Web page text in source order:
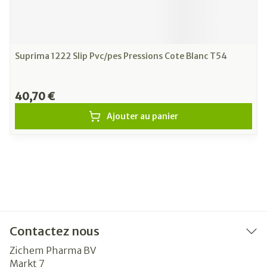
Suprima 1222 Slip Pvc/pes Pressions Cote Blanc T54
40,70 €
Ajouter au panier
Contactez nous
Zichem Pharma BV
Markt 7